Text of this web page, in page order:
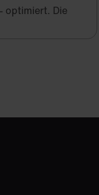
optimiert. Die